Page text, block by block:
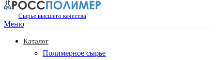
Сырье высшего качества
Меню
Каталог
Полимерное сырье